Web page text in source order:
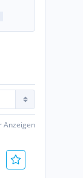
Anzeigen